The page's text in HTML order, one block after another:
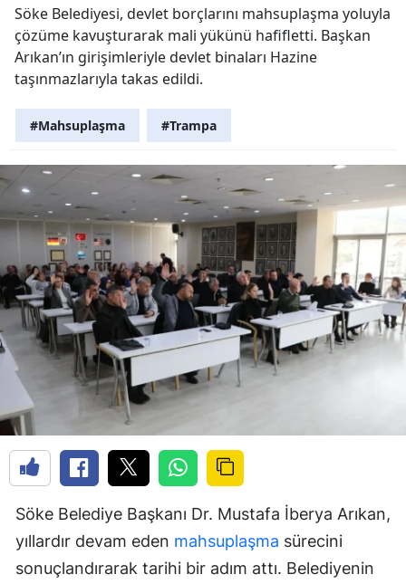
Söke Belediyesi, devlet borçlarını mahsuplaşma yoluyla
çözüme kavuşturarak mali yükünü hafifletti. Başkan
Arıkan’ın girişimleriyle devlet binaları Hazine
taşınmazlarıyla takas edildi.
#Mahsuplaşma #Trampa
Söke Belediye Başkanı Dr. Mustafa İberya Arıkan,
yıllardır devam eden mahsuplaşma sürecini
sonuçlandırarak tarihi bir adım attı. Belediyenin